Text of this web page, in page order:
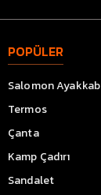
POPÜLER
Salomon
Termos
Çanta
Kamp Çadırı
Sandalet